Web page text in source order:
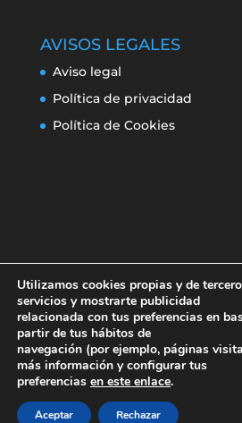
AVISOS LEGALES
Aviso legal
Política de privacidad
Política de Cookies
Aviso legal
Política de
Política de
Erroresclima
Utilizamos cookies propias y de
servicios y mostrarte publicidad
relacionada con tus preferencias en
partir de tus hábitos de
navegación (por ejemplo, páginas
más información y configurar tus
preferencias en este enlace.
Aceptar Rechazar